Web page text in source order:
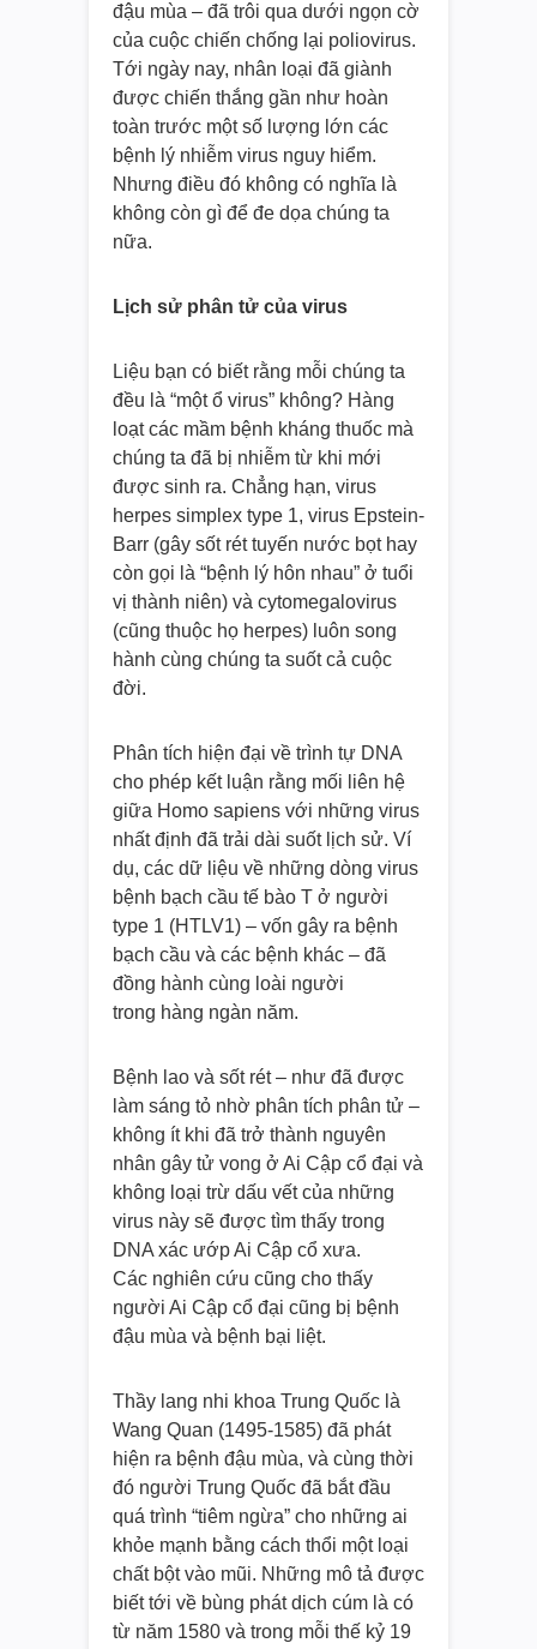
đậu mùa – đã trôi qua dưới ngọn cờ
của cuộc chiến chống lại poliovirus.
Tới ngày nay, nhân loại đã giành
được chiến thắng gần như hoàn
toàn trước một số lượng lớn các
bệnh lý nhiễm virus nguy hiểm.
Nhưng điều đó không có nghĩa là
không còn gì để đe dọa chúng ta
nữa.
Lịch sử phân tử của virus
Liệu bạn có biết rằng mỗi chúng ta
đều là “một ổ virus” không? Hàng
loạt các mầm bệnh kháng thuốc mà
chúng ta đã bị nhiễm từ khi mới
được sinh ra. Chẳng hạn, virus
herpes simplex type 1, virus Epstein-
Barr (gây sốt rét tuyến nước bọt hay
còn gọi là “bệnh lý hôn nhau” ở tuổi
vị thành niên) và cytomegalovirus
(cũng thuộc họ herpes) luôn song
hành cùng chúng ta suốt cả cuộc
đời.
Phân tích hiện đại về trình tự DNA
cho phép kết luận rằng mối liên hệ
giữa Homo sapiens với những virus
nhất định đã trải dài suốt lịch sử. Ví
dụ, các dữ liệu về những dòng virus
bệnh bạch cầu tế bào T ở người
type 1 (HTLV1) – vốn gây ra bệnh
bạch cầu và các bệnh khác – đã
đồng hành cùng loài người
trong hàng ngàn năm.
Bệnh lao và sốt rét – như đã được
làm sáng tỏ nhờ phân tích phân tử –
không ít khi đã trở thành nguyên
nhân gây tử vong ở Ai Cập cổ đại và
không loại trừ dấu vết của những
virus này sẽ được tìm thấy trong
DNA xác ướp Ai Cập cổ xưa.
Các nghiên cứu cũng cho thấy
người Ai Cập cổ đại cũng bị bệnh
đậu mùa và bệnh bại liệt.
Thầy lang nhi khoa Trung Quốc là
Wang Quan (1495-1585) đã phát
hiện ra bệnh đậu mùa, và cùng thời
đó người Trung Quốc đã bắt đầu
quá trình “tiêm ngừa” cho những ai
khỏe mạnh bằng cách thổi một loại
chất bột vào mũi. Những mô tả được
biết tới về bùng phát dịch cúm là có
từ năm 1580 và trong mỗi thế kỷ 19